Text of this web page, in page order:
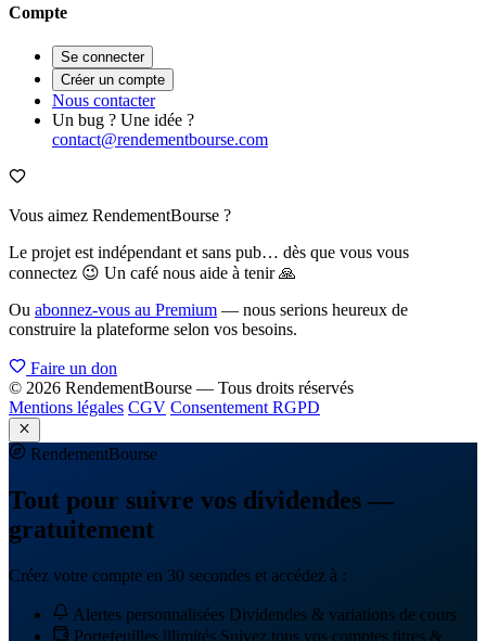
Compte
Se connecter
Créer un compte
Nous contacter
Un bug ? Une idée ?
contact@rendementbourse.com
Vous aimez RendementBourse ?
Le projet est indépendant et sans pub… dès que vous vous
connectez 😉 Un café nous aide à tenir 🙏
Ou abonnez-vous au Premium — nous serions heureux de
construire la plateforme selon vos besoins.
Faire un don
© 2026 RendementBourse — Tous droits réservés
Mentions légales CGV Consentement RGPD
RendementBourse
Tout pour suivre vos dividendes —
gratuitement
Créez votre compte en 30 secondes et accédez à :
Alertes personnalisées Dividendes & variations de cours
Portefeuilles illimités Suivez tous vos comptes titres &